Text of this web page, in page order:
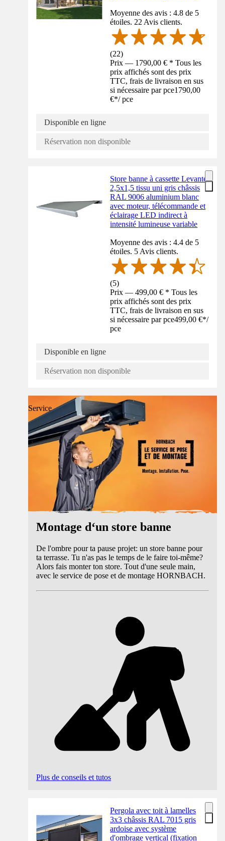
Moyenne des avis : 4.8 de 5
étoiles. 22 Avis clients.
(22)
Prix — 1790,00 € * Tous les
prix affichés sont des prix
TTC, frais de livraison en sus
si nécessaire par pce1790,00
€*/ pce
Disponible en ligne
Réservation non disponible
Store banne à cassette Levante
2,5x1,5 tissu uni gris châssis
RAL 9006 aluminium blanc
avec moteur, télécommande et
éclairage LED indirect à
intensité lumineuse variable
Moyenne des avis : 4.4 de 5
étoiles. 5 Avis clients.
(5)
Prix — 499,00 € * Tous les
prix affichés sont des prix
TTC, frais de livraison en sus
si nécessaire par pce499,00 €*/
pce
Disponible en ligne
Réservation non disponible
Service
Montage d‘un store banne
De l'ombre pour ta pause projet: un store banne pour
ta terrasse. Tu n'as pas le temps de le faire toi-même?
Alors fais monter ton store. Tout d'une seule main,
avec le service de pose et de montage HORNBACH.
Plus de conseils et tutos
Pergola avec toit à lamelles
3x3 châssis RAL 7015 gris
ardoise avec système
d'ombrage vertical (fixation